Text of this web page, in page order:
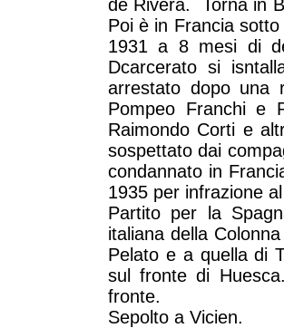
de Rivera. Torna in
Poi è in Francia
1931 a 8 mesi di
Dcarcerato si
arrestato dopo una
Pompeo Franchi e
Raimondo Corti e
sospettato dai
condannato in
1935 per infrazione
Partito per la
italiana della
Pelato e a quella di
sul fronte di
fronte.
Sepolto a Vicien.